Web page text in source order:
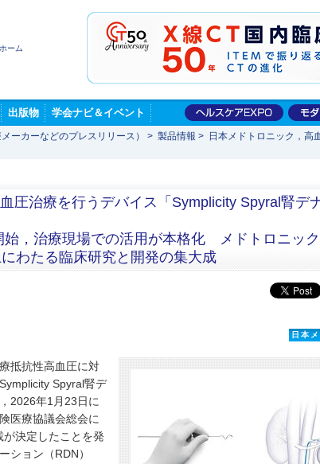
ホーム
出版物 学会ナビ＆イベント
ーカーなどのプレスリリース） > 製品情報 > 日本メドトロニック，高
圧治療を行うデバイス「Symplicity Spyral腎デ
始，治療現場での活用が本格化 メドトロニッ
わたる臨床研究と開発の集大成
日本
抵抗性高血圧に対
Spyral腎デ
2026年1月23日に
医療協議会総会に
決定したことを発
ション（RDN）